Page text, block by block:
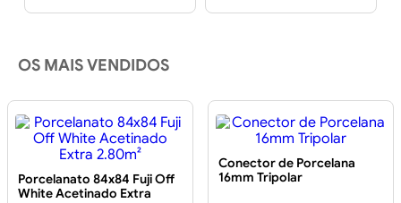
OS MAIS VENDIDOS
Porcelanato 84x84 Fuji Off
White Acetinado Extra
Conector de Porcelana
16mm Tripolar